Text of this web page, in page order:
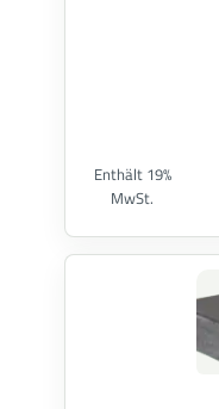
Enthält 19%
MwSt.